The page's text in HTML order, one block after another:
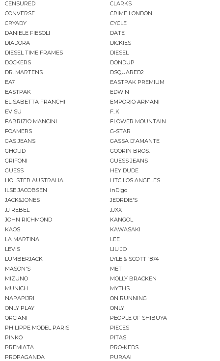
CENSURED
CLARKS
CONVERSE
CRIME LONDON
CRYADY
CYCLE
DANIELE FIESOLI
DATE
DIADORA
DICKIES
DIESEL TIME FRAMES
DIESEL
DOCKERS
DONDUP
DR. MARTENS
DSQUARED2
EA7
EASTPAK PREMIUM
EASTPAK
EDWIN
ELISABETTA FRANCHI
EMPORIO ARMANI
EVISU
F..K
FABRIZIO MANCINI
FLOWER MOUNTAIN
FOAMERS
G-STAR
GAS JEANS
GASSA D'AMANTE
GHOUD
GOORIN BROS.
GRIFONI
GUESS JEANS
GUESS
HEY DUDE
HOLSTER AUSTRALIA
HTC LOS ANGELES
ILSE JACOBSEN
inDigo
JACK&JONES
JEORDIE'S
JJ REBEL
JJXX
JOHN RICHMOND
KANGOL
KAOS
KAWASAKI
LA MARTINA
LEE
LEVIS
LIU JO
LUMBERJACK
LYLE & SCOTT 1874
MASON'S
MET
MIZUNO
MOLLY BRACKEN
MUNICH
MYTHS
NAPAPIJRI
ON RUNNING
ONLY PLAY
ONLY
ORCIANI
PEOPLE OF SHIBUYA
PHILIPPE MODEL PARIS
PIECES
PINKO
PITAS
PREMIATA
PRO-KEDS
PROPAGANDA
PURAAI